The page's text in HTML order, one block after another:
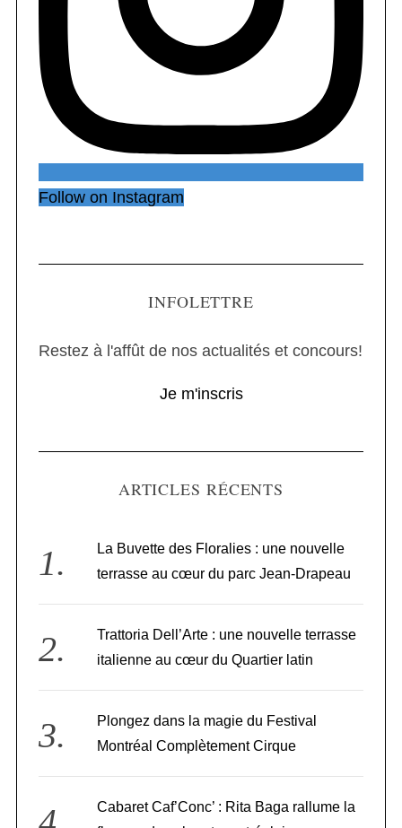
Follow on Instagram
INFOLETTRE
Restez à l'affût de nos actualités et concours!
Je m'inscris
ARTICLES RÉCENTS
La Buvette des Floralies : une nouvelle
terrasse au cœur du parc Jean-Drapeau
Trattoria Dell’Arte : une nouvelle terrasse
italienne au cœur du Quartier latin
Plongez dans la magie du Festival
Montréal Complètement Cirque
Cabaret Caf’Conc’ : Rita Baga rallume la